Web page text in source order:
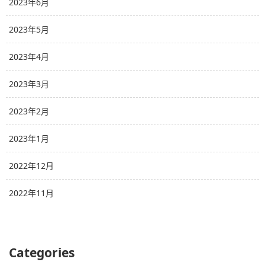
2023年5月
2023年4月
2023年3月
2023年2月
2023年1月
2022年12月
2022年11月
Categories